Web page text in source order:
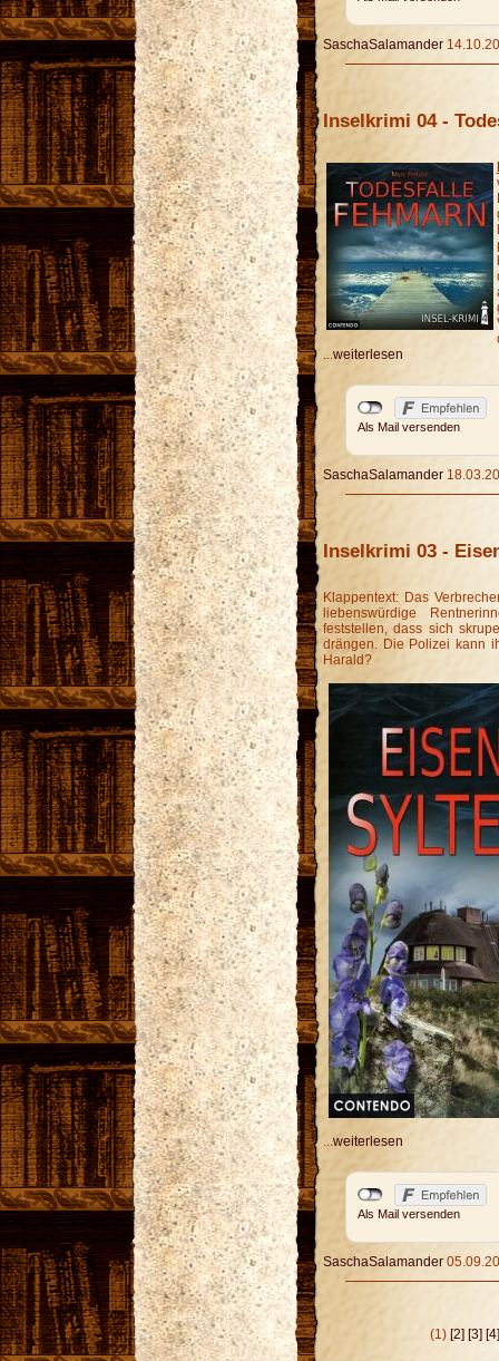
SaschaSalamander
Inselkrimi 04 -
...weiterlesen
Als Mail versenden
SaschaSalamander
Inselkrimi 03 -
Klappentext: Das
liebenswürdige
feststellen, dass sich
drängen. Die Polizei kann
Harald?
weiterlesen
Als Mail versenden
SaschaSalamander
(1) [2] [3] [4]